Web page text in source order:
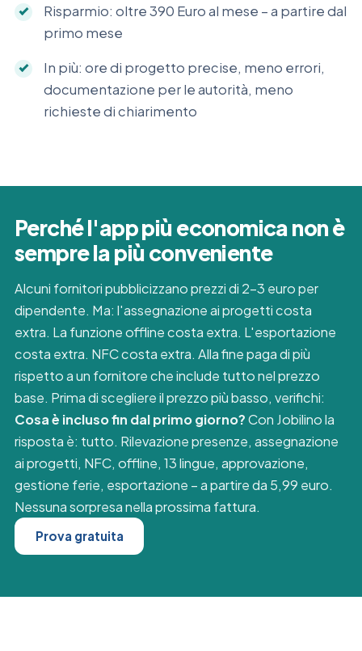
Risparmio: oltre 390 Euro al mese – a partire dal
primo mese
In più: ore di progetto precise, meno errori,
documentazione per le autorità, meno
richieste di chiarimento
Perché l'app più economica non è
sempre la più conveniente
Alcuni fornitori pubblicizzano prezzi di 2–3 euro per
dipendente. Ma: l'assegnazione ai progetti costa
extra. La funzione offline costa extra. L'esportazione
costa extra. NFC costa extra. Alla fine paga di più
rispetto a un fornitore che include tutto nel prezzo
base. Prima di scegliere il prezzo più basso, verifichi:
Cosa è incluso fin dal primo giorno?Con Jobilino la
risposta è: tutto. Rilevazione presenze, assegnazione
ai progetti, NFC, offline, 13 lingue, approvazione,
gestione ferie, esportazione – a partire da 5,99 euro.
Nessuna sorpresa nella prossima fattura.
Prova gratuita